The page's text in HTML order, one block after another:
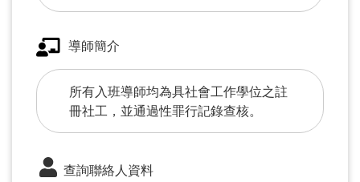
導師簡介
所有入班導師均為具社會工作學位之註
冊社工，並通過性罪行記錄查核。
查詢聯絡人資料